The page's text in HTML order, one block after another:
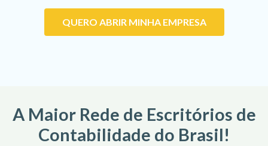
QUERO ABRIR MINHA EMPRESA
A Maior Rede de Escritórios de
Contabilidade do Brasil!